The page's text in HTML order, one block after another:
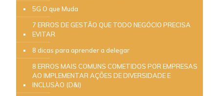
5G O que Muda
7 ERROS DE GESTÃO QUE TODO NEGÓCIO PRECISA
EVITAR
8 dicas para aprender a delegar
8 ERROS MAIS COMUNS COMETIDOS POR EMPRESAS
AO IMPLEMENTAR AÇÕES DE DIVERSIDADE E
INCLUSÀO (D&I)